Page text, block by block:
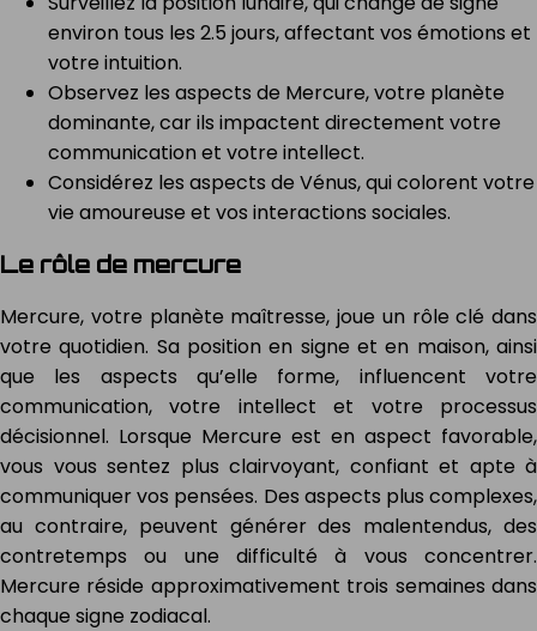
environ tous les 2.5 jours, affectant vos émotions et
votre intuition.
Observez les aspects de Mercure, votre planète
dominante, car ils impactent directement votre
communication et votre intellect.
Considérez les aspects de Vénus, qui colorent votre
vie amoureuse et vos interactions sociales.
Le rôle de mercure
Mercure, votre planète maîtresse, joue un rôle clé dans
votre quotidien. Sa position en signe et en maison, ainsi
que les aspects qu’elle forme, influencent votre
communication, votre intellect et votre processus
décisionnel. Lorsque Mercure est en aspect favorable,
vous vous sentez plus clairvoyant, confiant et apte à
communiquer vos pensées. Des aspects plus complexes,
au contraire, peuvent générer des malentendus, des
contretemps ou une difficulté à vous concentrer.
Mercure réside approximativement trois semaines dans
chaque signe zodiacal.